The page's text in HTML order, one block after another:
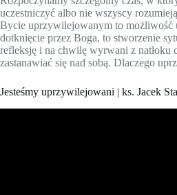
uczestniczyć albo nie wszyscy
Bycie uprzywilejowanym to możliwość
dotknięcie przez Boga, to stworzenie
refleksję i na chwilę wyrwani z natłoku
zastanawiać się nad sobą. Dlaczego
Jesteśmy uprzywilejowani | ks. Jacek